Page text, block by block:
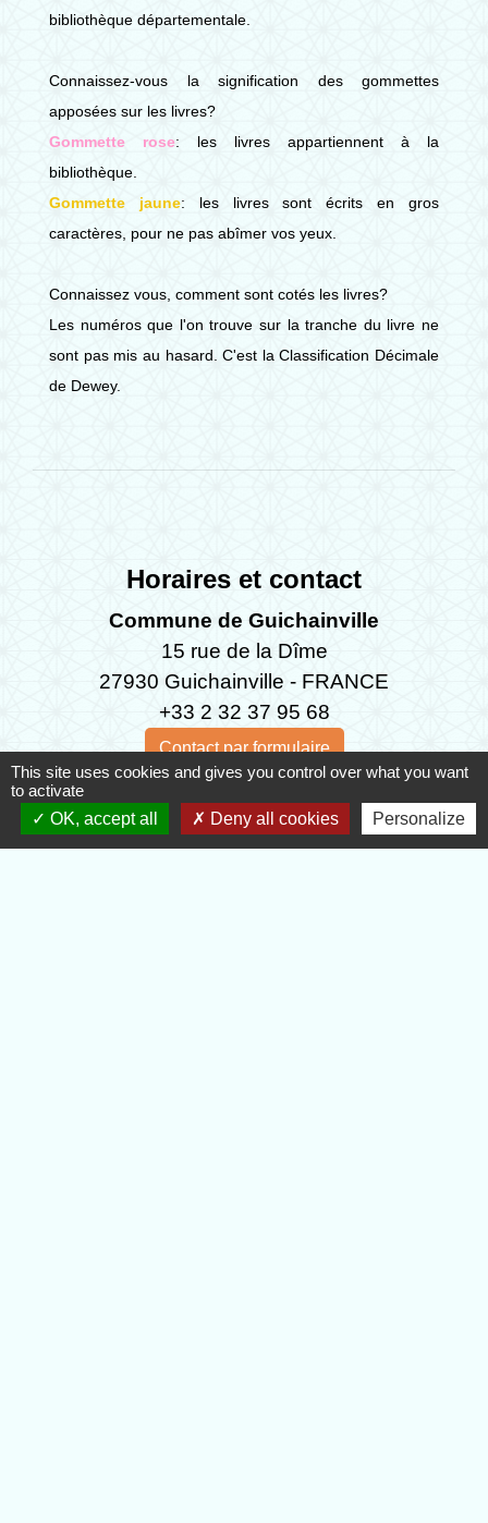
bibliothèque départementale.
Connaissez-vous la signification des gommettes
apposées sur les livres?
Gommette rose: les livres appartiennent à la
bibliothèque.
Gommette jaune: les livres sont écrits en gros
caractères, pour ne pas abîmer vos yeux.
Connaissez vous, comment sont cotés les livres?
Les numéros que l'on trouve sur la tranche du livre ne
sont pas mis au hasard. C'est la Classification Décimale
de Dewey.
Horaires et contact
Commune de Guichainville
15 rue de la Dîme
27930 Guichainville - FRANCE
+33 2 32 37 95 68
Contact par formulaire
Horaires d'ouvertures
This site uses cookies and gives you control over what you want
to activate
OK, accept all
Deny all cookies Personalize